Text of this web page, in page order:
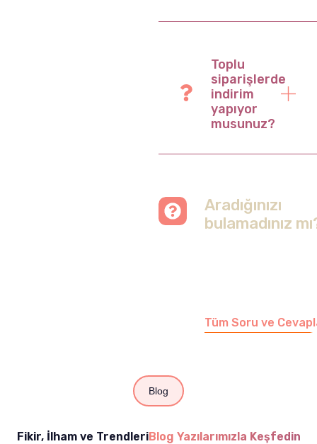
Toplu
siparişlerde
indirim
yapıyor
musunuz?
Aradığınızı
bulamadınız
Tüm Soru ve
Blog
Fikir, İlham ve TrendleriBlog Yazılarımızla Keşfedin